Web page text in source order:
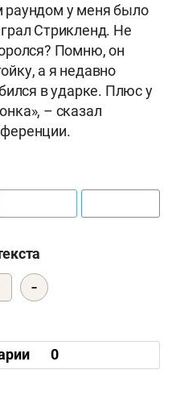
раундом у меня было
Стрикленд. Не
Помню, он
а я недавно
в ударке. Плюс у
– сказал
-
0